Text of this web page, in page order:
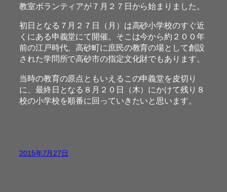
教室ボランティアが７月２７日から始まりました。
初日となる７月２７日（月）は高砂小学校のすぐ近
くにある申義堂にて開催。そこは今から約２００年
前の江戸時代、高砂町に庶民の教育の場として創設
された学問所で高砂市の指定文化財でもあります。
当時の教育の原点ともいえるこの申義堂を皮切り
に、最終日となる８月２０日（木）にかけて残り８
校の小学校を順番に回っていきたいと思います。
2015年7月27日